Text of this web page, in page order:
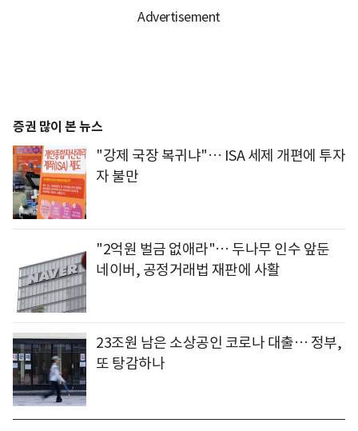
증권 많이 본 뉴스
"강제 국장 복귀냐"… ISA 세제 개편에 투자
자 불만
"2억원 벌금 없애라"… 두나무 인수 앞둔
네이버, 공정거래법 재판에 사활
23조원 남은 소상공인 코로나 대출… 정부,
또 탕감하나